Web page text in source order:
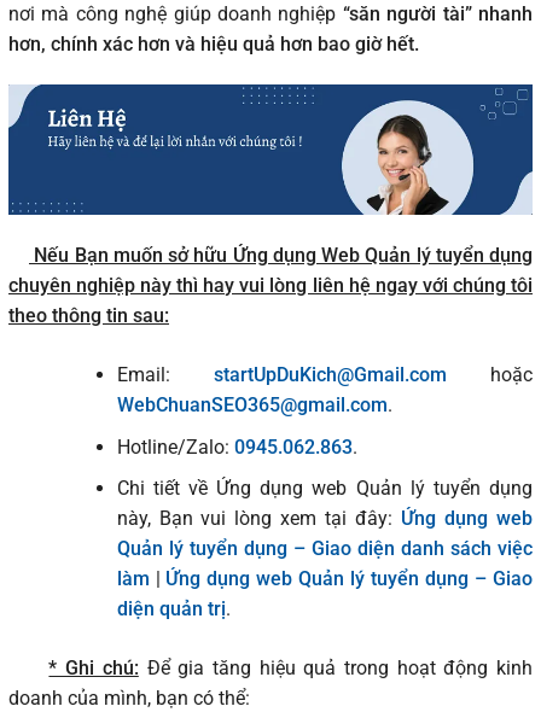
nơi mà công nghệ giúp doanh nghiệp “săn người tài” nhanh
hơn, chính xác hơn và hiệu quả hơn bao giờ hết.
Nếu Bạn muốn sở hữu Ứng dụng Web Quản lý tuyển dụng
chuyên nghiệp này thì hay vui lòng liên hệ ngay với chúng tôi
theo thông tin sau:
Email: startUpDuKich@Gmail.com hoặc
WebChuanSEO365@gmail.com.
Hotline/Zalo: 0945.062.863.
Chi tiết về Ứng dụng web Quản lý tuyển dụng
này, Bạn vui lòng xem tại đây: Ứng dụng web
Quản lý tuyển dụng – Giao diện danh sách việc
làm
Ứng dụng web Quản lý tuyển dụng – Giao
diện quản trị.
* Ghi chú: Để gia tăng hiệu quả trong hoạt động kinh
doanh của mình, bạn có thể: